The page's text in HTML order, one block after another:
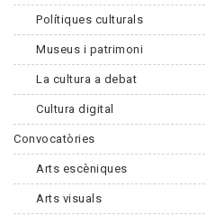
Polítiques culturals
Museus i patrimoni
La cultura a debat
Cultura digital
Convocatòries
Arts escèniques
Arts visuals